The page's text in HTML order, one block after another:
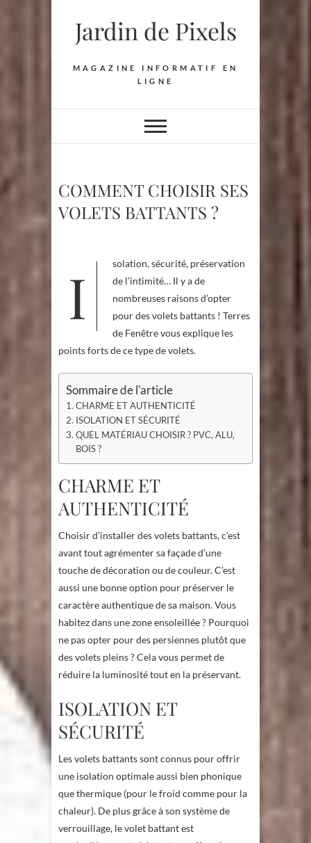
contentJardin de Pixels
MAGAZINE INFORMATIF EN
LIGNE
COMMENT CHOISIR SES
VOLETS BATTANTS ?
Isolation, sécurité, préservation
de l’intimité… Il y a de
nombreuses raisons d’opter
pour des volets battants ! Terres
de Fenêtre vous explique les
points forts de ce type de volets.
Sommaire de l'article
CHARME ET AUTHENTICITÉ
ISOLATION ET SÉCURITÉ
QUEL MATÉRIAU CHOISIR ? PVC, ALU,
BOIS ?
CHARME ET
AUTHENTICITÉ
Choisir d’installer des volets battants, c’est
avant tout agrémenter sa façade d’une
touche de décoration ou de couleur. C’est
aussi une bonne option pour préserver le
caractère authentique de sa maison. Vous
habitez dans une zone ensoleillée ? Pourquoi
ne pas opter pour des persiennes plutôt que
des volets pleins ? Cela vous permet de
réduire la luminosité tout en la préservant.
ISOLATION ET
SÉCURITÉ
Les volets battants sont connus pour offrir
une isolation optimale aussi bien phonique
que thermique (pour le froid comme pour la
chaleur). De plus grâce à son système de
verrouillage, le volet battant est